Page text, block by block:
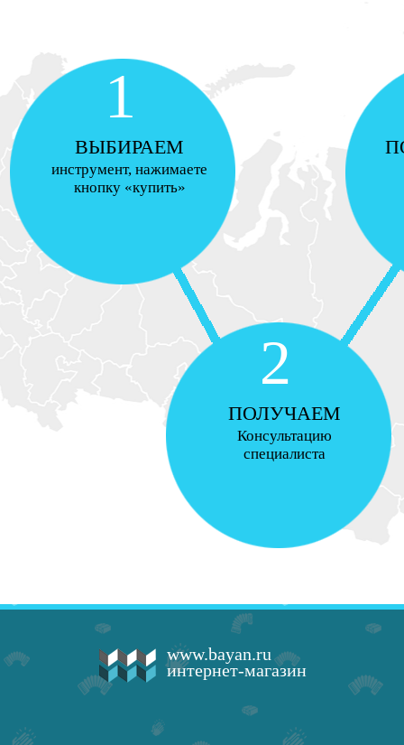
1
ВЫБИРАЕМ
инструмент, нажимаете
кнопку «купить»
2
ПОЛУЧАЕМ
Консультацию
специалиста
www.bayan.ru
интернет-магазин